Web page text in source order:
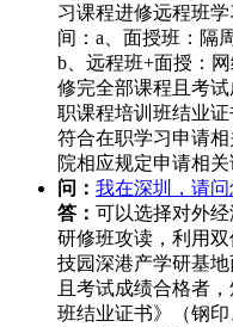
习课程进修远程班
间：a、面授班：隔
b、远程班+面授：
修完全部课程且考
职课程培训班结业证
符合在职学习申请
院相应规定申请相关
问： 我在深圳，请
答： 可以选择对外
研修班攻读，利用
技园深港产学研基
且考试成绩合格者
班结业证书》（钢